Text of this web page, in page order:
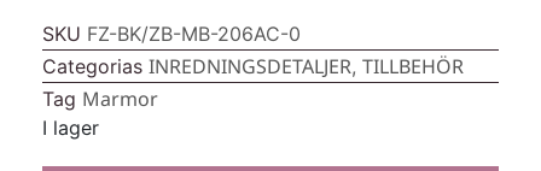
SKU FZ-BK/ZB-MB-206AC-0
Categorias INREDNINGSDETALJER, TILLBEHÖR
Tag Marmor
I lager